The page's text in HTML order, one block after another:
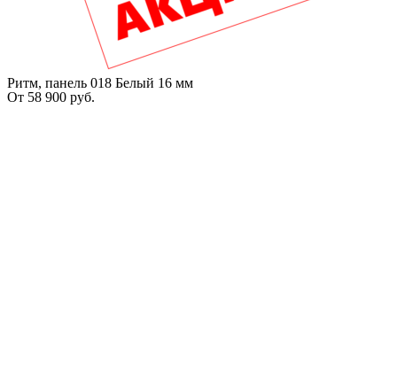
Ритм, панель 018 Белый 16 мм
От 58 900 руб.